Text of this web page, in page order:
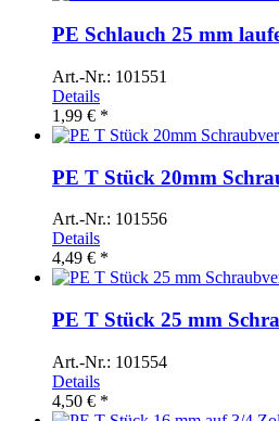
PE Schlauch 25 mm
Art.-Nr.: 101551
Details
1,99 € *
PE T Stück 20mm
Art.-Nr.: 101556
Details
4,49 € *
PE T Stück 25 mm
Art.-Nr.: 101554
Details
4,50 € *